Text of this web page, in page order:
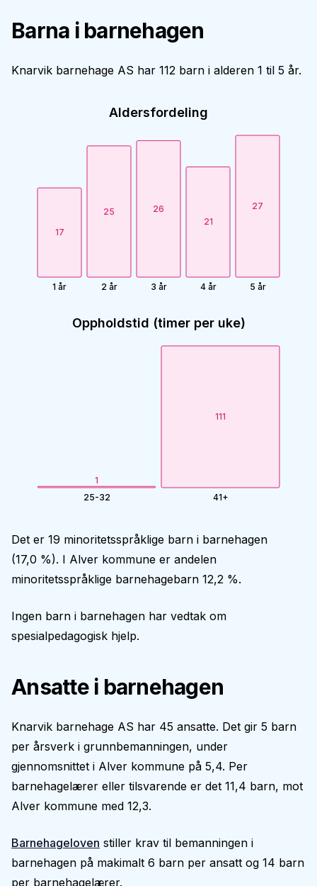
Barna i barnehagen
Knarvik barnehage AS har 112 barn i alderen 1 til 5 år.
Aldersfordeling
17
1 år
25
2 år
26
3 år
21
4 år
27
5 år
Oppholdstid (timer per uke)
1
25-32
111
41+
Det er 19 minoritetsspråklige barn i barnehagen
(17,0 %). I Alver kommune er andelen
minoritetsspråklige barnehagebarn 12,2 %.
Ingen barn i barnehagen har vedtak om
spesialpedagogisk hjelp.
Ansatte i barnehagen
Knarvik barnehage AS har 45 ansatte. Det gir 5 barn
per årsverk i grunnbemanningen, under
gjennomsnittet i Alver kommune på 5,4. Per
barnehagelærer eller tilsvarende er det 11,4 barn, mot
Alver kommune med 12,3.
Barnehageloven stiller krav til bemanningen i
barnehagen på makimalt 6 barn per ansatt og 14 barn
per barnehagelærer.